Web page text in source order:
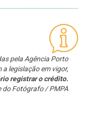
pela Agência Porto
a legislação em vigor,
registrar o crédito.
do Fotógrafo / PMPA